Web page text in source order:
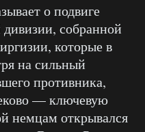
о подвиге
собранной
которые в
на сильный
противника,
— ключевую
немцам открывался